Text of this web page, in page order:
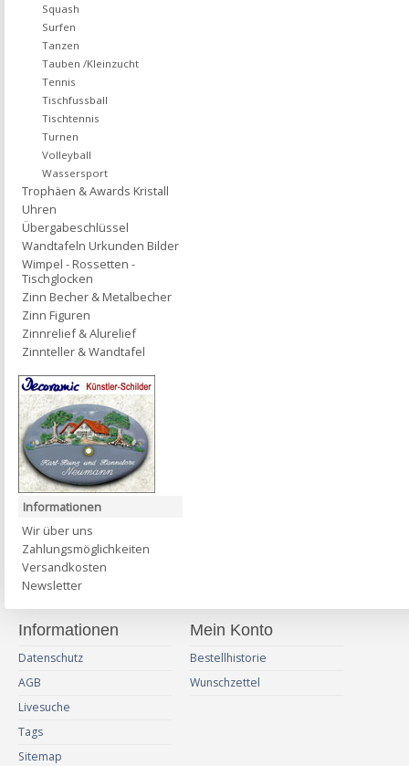
Squash
Surfen
Tanzen
Tauben /Kleinzucht
Tennis
Tischfussball
Tischtennis
Turnen
Volleyball
Wassersport
Trophäen & Awards Kristall
Uhren
Übergabeschlüssel
Wandtafeln Urkunden Bilder
Wimpel - Rossetten -
Tischglocken
Zinn Becher & Metalbecher
Zinn Figuren
Zinnrelief & Alurelief
Zinnteller & Wandtafel
Informationen
Wir über uns
Zahlungsmöglichkeiten
Versandkosten
Newsletter
Informationen
Datenschutz
AGB
Livesuche
Tags
Sitemap
Mein Konto
Bestellhistorie
Wunschzettel